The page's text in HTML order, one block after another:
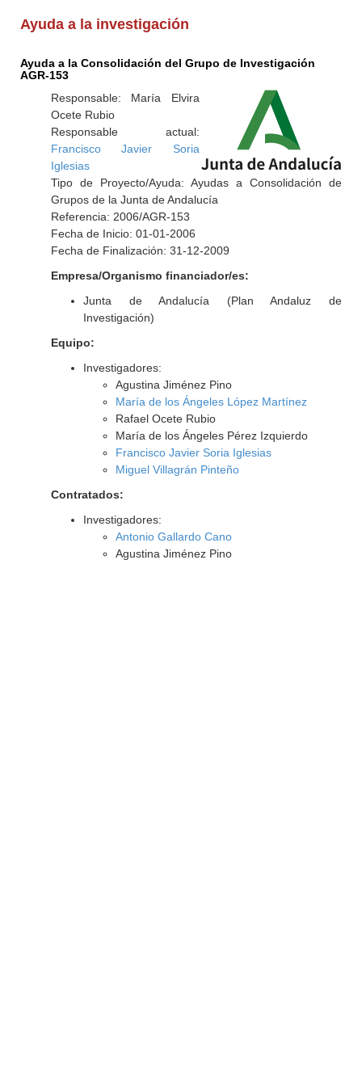
Ayuda a la investigación
Ayuda a la Consolidación del Grupo de Investigación
AGR-153
Responsable: María Elvira
Ocete Rubio
Responsable actual:
Francisco Javier Soria
Iglesias
Tipo de Proyecto/Ayuda: Ayudas a Consolidación de
Grupos de la Junta de Andalucía
Referencia: 2006/AGR-153
Fecha de Inicio: 01-01-2006
Fecha de Finalización: 31-12-2009
Empresa/Organismo financiador/es:
Junta de Andalucía (Plan Andaluz de
Investigación)
Equipo:
Investigadores:
Agustina Jiménez Pino
María de los Ángeles López Martínez
Rafael Ocete Rubio
María de los Ángeles Pérez Izquierdo
Francisco Javier Soria Iglesias
Miguel Villagrán Pinteño
Contratados:
Investigadores:
Antonio Gallardo Cano
Agustina Jiménez Pino